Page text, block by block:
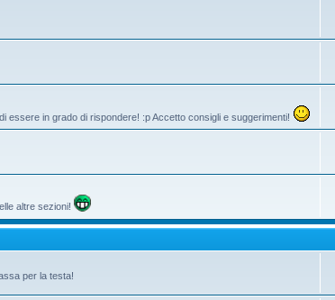
essere in grado di rispondere! :p Accetto consigli e suggerimenti!
altre sezioni!
per la testa!